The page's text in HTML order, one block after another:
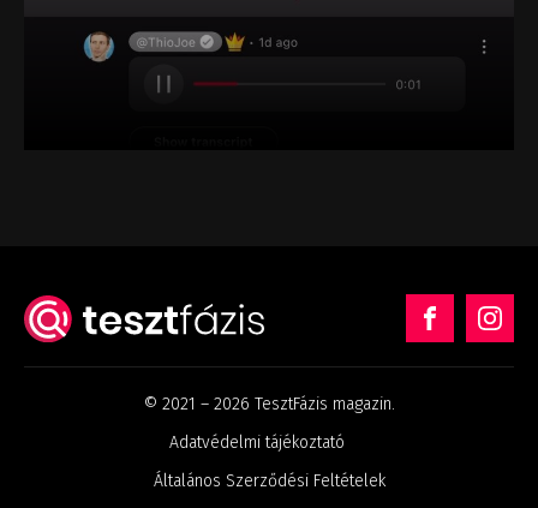
© 2021 – 2026 TesztFázis magazin.
Adatvédelmi tájékoztató
Általános Szerződési Feltételek